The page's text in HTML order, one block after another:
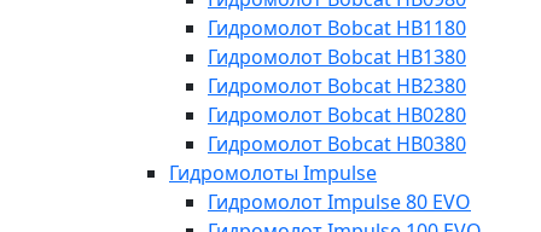
Гидромолот Bobcat HB1180
Гидромолот Bobcat HB1380
Гидромолот Bobcat HB2380
Гидромолот Bobcat HB0280
Гидромолот Bobcat HB0380
Гидромолоты Impulse
Гидромолот Impulse 80 EVO